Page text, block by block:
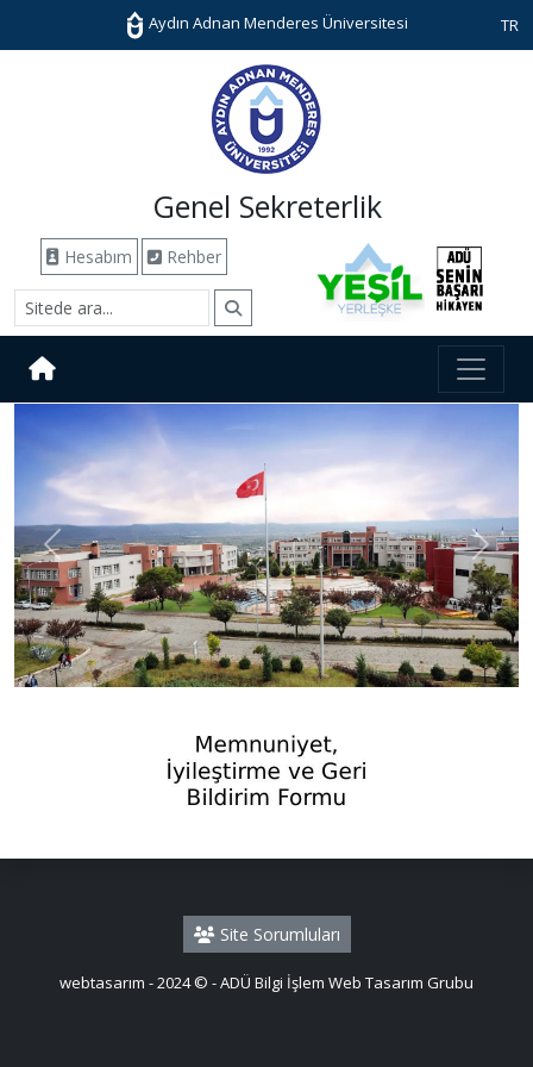
Aydın Adnan Menderes Üniversitesi TR
Genel Sekreterlik
Hesabım Rehber
Previous Next
Site Sorumluları
webtasarım - 2024 © - ADÜ Bilgi İşlem Web Tasarım Grubu